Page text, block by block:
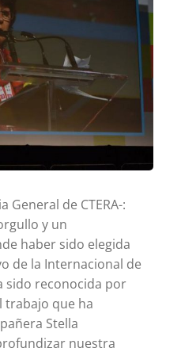
General de CTERA-:
y un
haber sido elegida
de la Internacional de
sido reconocida por
trabajo que ha
Stella
nuestra